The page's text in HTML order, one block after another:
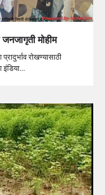
जनजागृती मोहीम
रोखण्यासाठी